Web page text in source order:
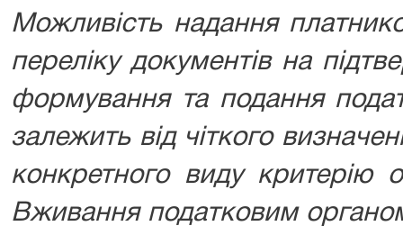
Можливість надання
переліку документів на
формування та подання
залежить від чіткого
конкретного виду критерію
Вживання податковим